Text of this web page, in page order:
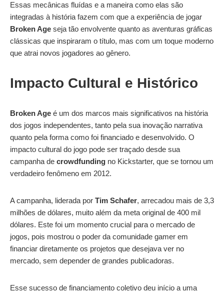
Essas mecânicas fluídas e a maneira como elas são
integradas à história fazem com que a experiência de jogar
Broken Age seja tão envolvente quanto as aventuras gráficas
clássicas que inspiraram o título, mas com um toque moderno
que atrai novos jogadores ao gênero.
Impacto Cultural e Histórico
Broken Age é um dos marcos mais significativos na história
dos jogos independentes, tanto pela sua inovação narrativa
quanto pela forma como foi financiado e desenvolvido. O
impacto cultural do jogo pode ser traçado desde sua
campanha de crowdfunding no Kickstarter, que se tornou um
verdadeiro fenômeno em 2012.
A campanha, liderada por Tim Schafer, arrecadou mais de 3,3
milhões de dólares, muito além da meta original de 400 mil
dólares. Este foi um momento crucial para o mercado de
jogos, pois mostrou o poder da comunidade gamer em
financiar diretamente os projetos que desejava ver no
mercado, sem depender de grandes publicadoras.
Esse sucesso de financiamento coletivo deu início a uma